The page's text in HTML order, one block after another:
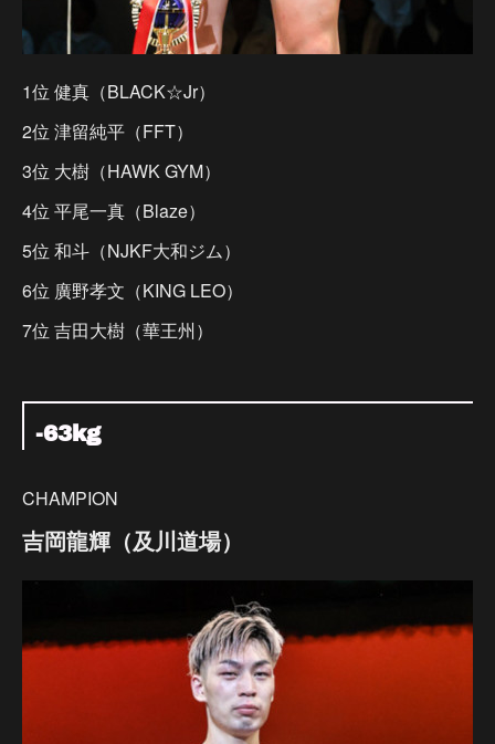
1位 健真（BLACK☆Jr）
2位 津留純平（FFT）
3位 大樹（HAWK GYM）
4位 平尾一真（Blaze）
5位 和斗（NJKF大和ジム）
6位 廣野孝文（KING LEO）
7位 吉田大樹（華王州）
-63kg
CHAMPION
吉岡龍輝（及川道場）